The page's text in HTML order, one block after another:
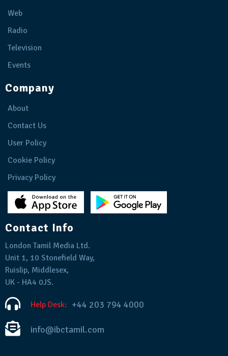
Web
Radio
Television
Events
Company
About
Contact Us
User Policy
Cookie Policy
Privacy Policy
Contact Info
London Tamil Media Ltd.
Unit 1, 10 Stonefield Way,
Ruislip, Middlesex,
UK - HA4 0JS.
Help Desk: +44 203 794 4000
info@ibctamil.com